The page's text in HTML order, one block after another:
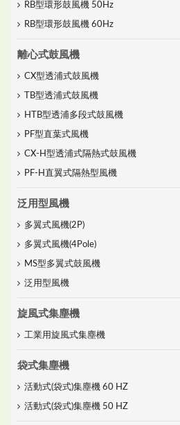
RB型環形鼓風機 50Hz
RB型環形鼓風機 60Hz
離心式鼓風機
CX型透浦式鼓風機
TB型透浦式鼓風機
HTB型透浦多段式鼓風機
PF型直葉式風機
CX-H型透浦式隔熱式鼓風機
PF-H直翼式隔熱型風機
泛用型風機
多翼式風機(2P)
多翼式風機(4Pole)
MS型多翼式鼓風機
泛用型風機
旋風式集塵機
工業用旋風式集塵機
袋式集塵機
活動式(袋式)集塵機 60 HZ
活動式(袋式)集塵機 50 HZ